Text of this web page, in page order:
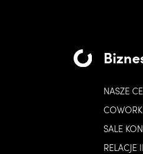
NASZE
SALE
RELACJE